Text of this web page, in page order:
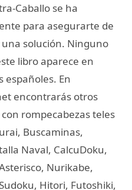
Caballo se ha
para asegurarte de
solución. Ninguno
libro aparece en
españoles. En
encontrarás otros
rompecabezas teles
Buscaminas,
Naval, CalcuDoku,
Nurikabe,
Hitori, Futoshiki,